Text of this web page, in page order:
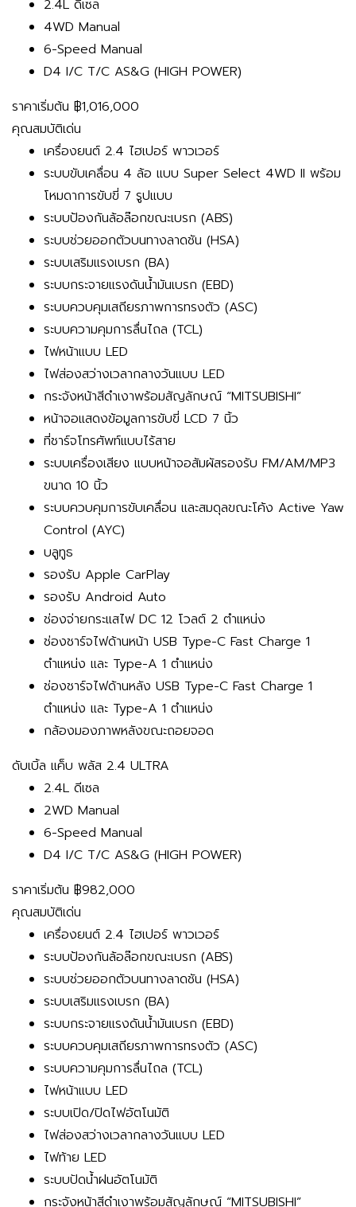
2.4L ดีเซล
4WD Manual
6-Speed Manual
D4 I/C T/C AS&G (HIGH POWER)
ราคาเริ่มต้น ฿1,016,000
คุณสมบัติเด่น
เครื่องยนต์ 2.4 ไฮเปอร์ พาวเวอร์
ระบบขับเคลื่อน 4 ล้อ แบบ Super Select 4WD II พร้อม
โหมดาการขับขี่ 7 รูปแบบ
ระบบป้องกันล้อล๊อกขณะเบรก (ABS)
ระบบช่วยออกตัวบนทางลาดชัน (HSA)
ระบบเสริมแรงเบรก (BA)
ระบบกระจายแรงดันน้ำมันเบรก (EBD)
ระบบควบคุมเสถียรภาพการทรงตัว (ASC)
ระบบความคุมการลื่นไถล (TCL)
ไฟหน้าแบบ LED
ไฟส่องสว่างเวลากลางวันแบบ LED
กระจังหน้าสีดำเงาพร้อมสัญลักษณ์ “MITSUBISHI”
หน้าจอแสดงข้อมูลการขับขี่ LCD 7 นิ้ว
ที่ชาร์จโทรศัพท์แบบไร้สาย
ระบบเครื่องเสียง แบบหน้าจอสัมผัสรองรับ FM/AM/MP3
ขนาด 10 นิ้ว
ระบบควบคุมการขับเคลื่อน และสมดุลขณะโค้ง Active Yaw
Control (AYC)
บลูทูธ
รองรับ Apple CarPlay
รองรับ Android Auto
ช่องจ่ายกระแสไฟ DC 12 โวลต์ 2 ตำแหน่ง
ช่องชาร์จไฟด้านหน้า USB Type-C Fast Charge 1
ตำแหน่ง และ Type-A 1 ตำแหน่ง
ช่องชาร์จไฟด้านหลัง USB Type-C Fast Charge 1
ตำแหน่ง และ Type-A 1 ตำแหน่ง
กล้องมองภาพหลังขณะถอยจอด
ดับเบิ้ล แค็บ พลัส 2.4 ULTRA
2.4L ดีเซล
2WD Manual
6-Speed Manual
D4 I/C T/C AS&G (HIGH POWER)
ราคาเริ่มต้น ฿982,000
คุณสมบัติเด่น
เครื่องยนต์ 2.4 ไฮเปอร์ พาวเวอร์
ระบบป้องกันล้อล๊อกขณะเบรก (ABS)
ระบบช่วยออกตัวบนทางลาดชัน (HSA)
ระบบเสริมแรงเบรก (BA)
ระบบกระจายแรงดันน้ำมันเบรก (EBD)
ระบบควบคุมเสถียรภาพการทรงตัว (ASC)
ระบบความคุมการลื่นไถล (TCL)
ไฟหน้าแบบ LED
ระบบเปิด/ปิดไฟอัตโนมัติ
ไฟส่องสว่างเวลากลางวันแบบ LED
ไฟท้าย LED
ระบบปัดน้ำฝนอัตโนมัติ
กระจังหน้าสีดำเงาพร้อมสัญลักษณ์ “MITSUBISHI”